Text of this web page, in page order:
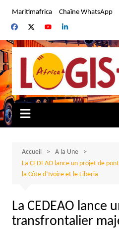
contenu
Maritimafrica Chaîne WhatsApp
Accueil
A la Une
La CEDEAO lance un projet de
la Côte d’Ivoire et le Liberia
La CEDEAO lance
transfrontalier